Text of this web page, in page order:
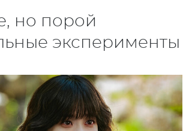
но порой
эксперименты